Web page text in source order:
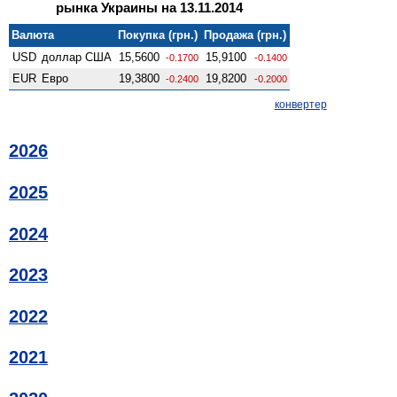
рынка Украины на 13.11.2014
Валюта Покупка (грн.) Продажа (грн.)
USD доллар США 15,5600 -0.1700 15,9100 -0.1400
EUR Евро 19,3800 -0.2400 19,8200 -0.2000
конвертер
2026
2025
2024
2023
2022
2021